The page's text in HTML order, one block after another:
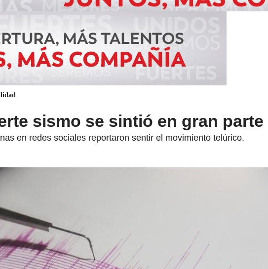
sismo se sintió en gran
en redes sociales reportaron sentir el movimiento telúrico.